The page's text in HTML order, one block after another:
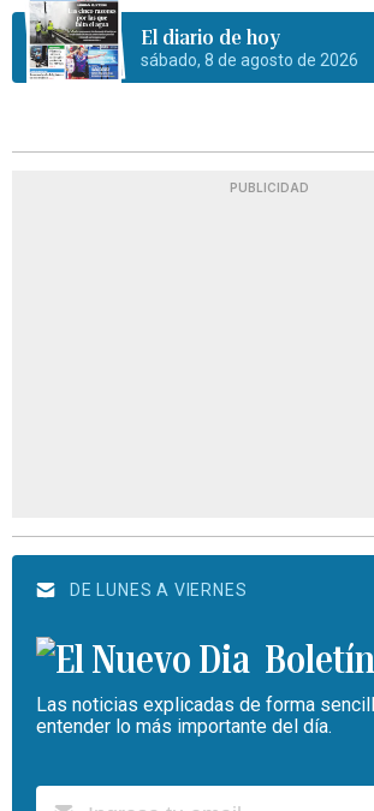
El diario de hoy
sábado, 8 de agosto de 2026
PUBLICIDAD
DE LUNES A VIERNES
Las noticias explicadas de forma
entender lo más importante del día.